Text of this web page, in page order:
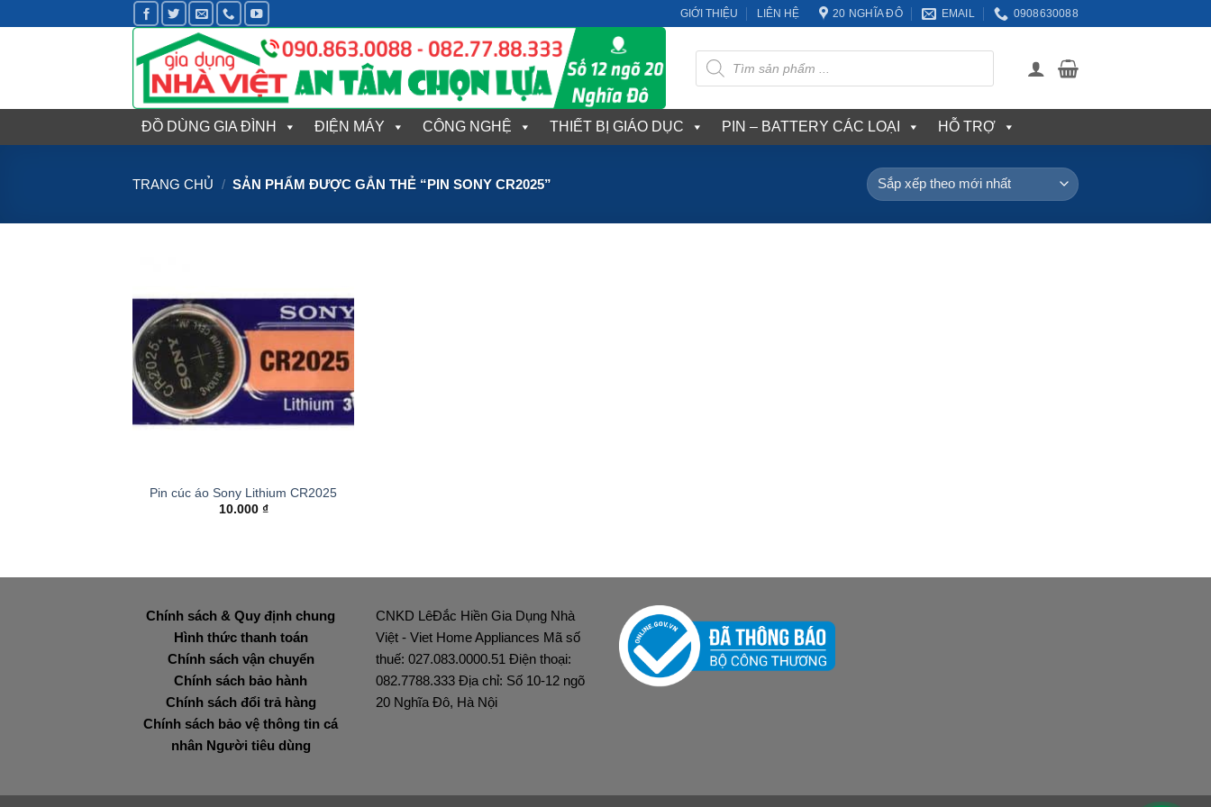
qua
GIỚI THIỆU LIÊN HỆ 20 NGHĨA ĐÔ EMAIL 0908630088
Tìm
kiếm
sản
phẩm
ĐỒ DÙNG GIA ĐÌNH ĐIỆN MÁY CÔNG NGHỆ THIẾT BỊ GIÁO DỤC PIN – BATTERY CÁC LOẠI HỖ TRỢ
TRANG CHỦ / SẢN PHẨM ĐƯỢC GẮN THẺ “PIN SONY CR2025”
Pin cúc áo Sony Lithium CR2025
10.000 ₫
Chính sách & Quy định chung
Hình thức thanh toán
Chính sách vận chuyển
Chính sách bảo hành
Chính sách đổi trả hàng
Chính sách bảo vệ thông tin cá
nhân Người tiêu dùng
CNKD LêĐắc Hiền Gia Dụng Nhà
Việt - Viet Home Appliances Mã số
thuế: 027.083.0000.51 Điện thoại:
082.7788.333 Địa chỉ: Số 10-12 ngõ
20 Nghĩa Đô, Hà Nội